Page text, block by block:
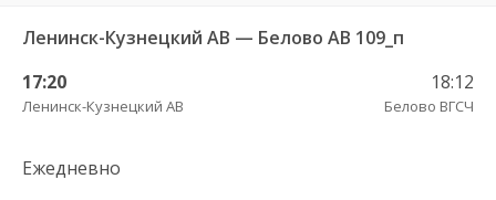
Ленинск-Кузнецкий АВ — Белово АВ 109_п
17:20
Ленинск-Кузнецкий АВ
18:12
Белово ВГСЧ
Ежедневно